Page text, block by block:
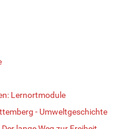
Lernortmodule
- Umweltgeschichte